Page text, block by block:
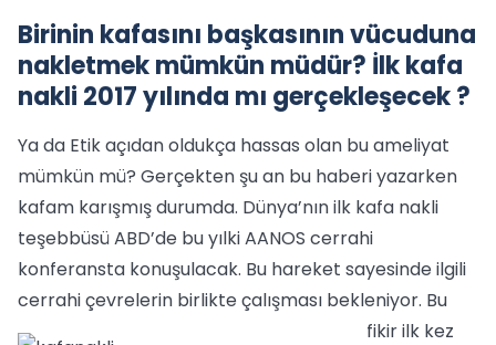
Birinin kafasını başkasının vücuduna
nakletmek mümkün müdür? İlk kafa
nakli 2017 yılında mı gerçekleşecek ?
Ya da Etik açıdan oldukça hassas olan bu ameliyat
mümkün mü? Gerçekten şu an bu haberi yazarken
kafam karışmış durumda. Dünya’nın ilk kafa nakli
teşebbüsü ABD’de bu yılki AANOS cerrahi
konferansta konuşulacak. Bu hareket sayesinde ilgili
cerrahi çevrelerin birlikte çalışması bekleniyor. Bu
fikir ilk kez